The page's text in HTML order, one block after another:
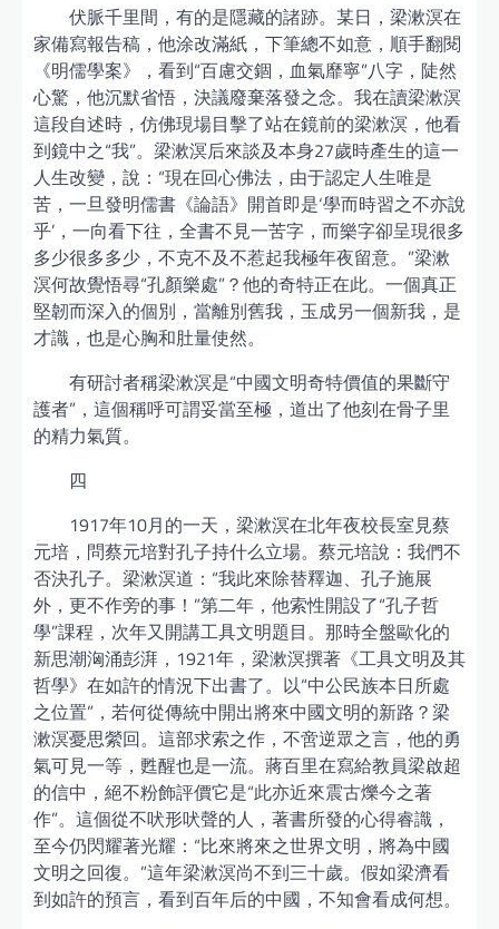
伏脈千里間，有的是隱藏的諸跡。某日，梁漱溟在
家備寫報告稿，他涂改滿紙，下筆總不如意，順手翻閱
《明儒學案》，看到“百慮交錮，血氣靡寧”八字，陡然
心驚，他沉默省悟，決議廢棄落發之念。我在讀梁漱溟
這段自述時，仿佛現場目擊了站在鏡前的梁漱溟，他看
到鏡中之“我”。梁漱溟后來談及本身27歲時產生的這一
人生改變，說：“現在回心佛法，由于認定人生唯是
苦，一旦發明儒書《論語》開首即是‘學而時習之不亦說
乎’，一向看下往，全書不見一苦字，而樂字卻呈現很多
多少很多多少，不克不及不惹起我極年夜留意。”梁漱
溟何故覺悟尋“孔顏樂處”？他的奇特正在此。一個真正
堅韌而深入的個別，當離別舊我，玉成另一個新我，是
才識，也是心胸和肚量使然。
有研討者稱梁漱溟是“中國文明奇特價值的果斷守
護者”，這個稱呼可謂妥當至極，道出了他刻在骨子里
的精力氣質。
四
1917年10月的一天，梁漱溟在北年夜校長室見蔡
元培，問蔡元培對孔子持什么立場。蔡元培說：我們不
否決孔子。梁漱溟道：“我此來除替釋迦、孔子施展
外，更不作旁的事！”第二年，他索性開設了“孔子哲
學”課程，次年又開講工具文明題目。那時全盤歐化的
新思潮洶涌彭湃，1921年，梁漱溟撰著《工具文明及其
哲學》在如許的情況下出書了。以“中公民族本日所處
之位置”，若何從傳統中開出將來中國文明的新路？梁
漱溟憂思縈回。這部求索之作，不啻逆眾之言，他的勇
氣可見一等，甦醒也是一流。蔣百里在寫給教員梁啟超
的信中，絕不粉飾評價它是“此亦近來震古爍今之著
作”。這個從不吠形吠聲的人，著書所發的心得睿識，
至今仍閃耀著光耀：“比來將來之世界文明，將為中國
文明之回復。”這年梁漱溟尚不到三十歲。假如梁濟看
到如許的預言，看到百年后的中國，不知會看成何想。